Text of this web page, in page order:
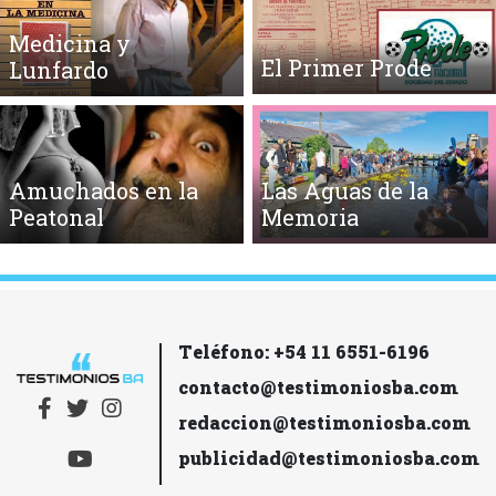
Medicina y
Lunfardo
El Primer Prode
Amuchados en la
Peatonal
Las Aguas de la
Memoria
Teléfono: +54 11 6551-6196
contacto@testimoniosba.com
redaccion@testimoniosba.com
publicidad@testimoniosba.com